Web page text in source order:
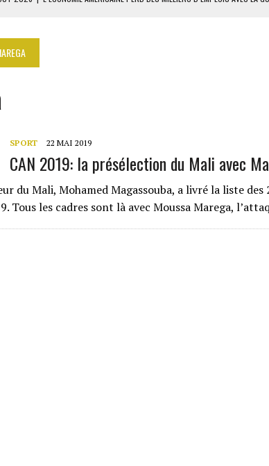
LIBAN-SUD : LE CHANTIER DE RECONSTRUCTION DES VILLAGES S’OUVRE
SPORT 22 MAI 2019
CAN 2019: la présélection du Mali avec
du Mali, Mohamed Magassouba, a livré la liste
Tous les cadres sont là avec Moussa Marega,